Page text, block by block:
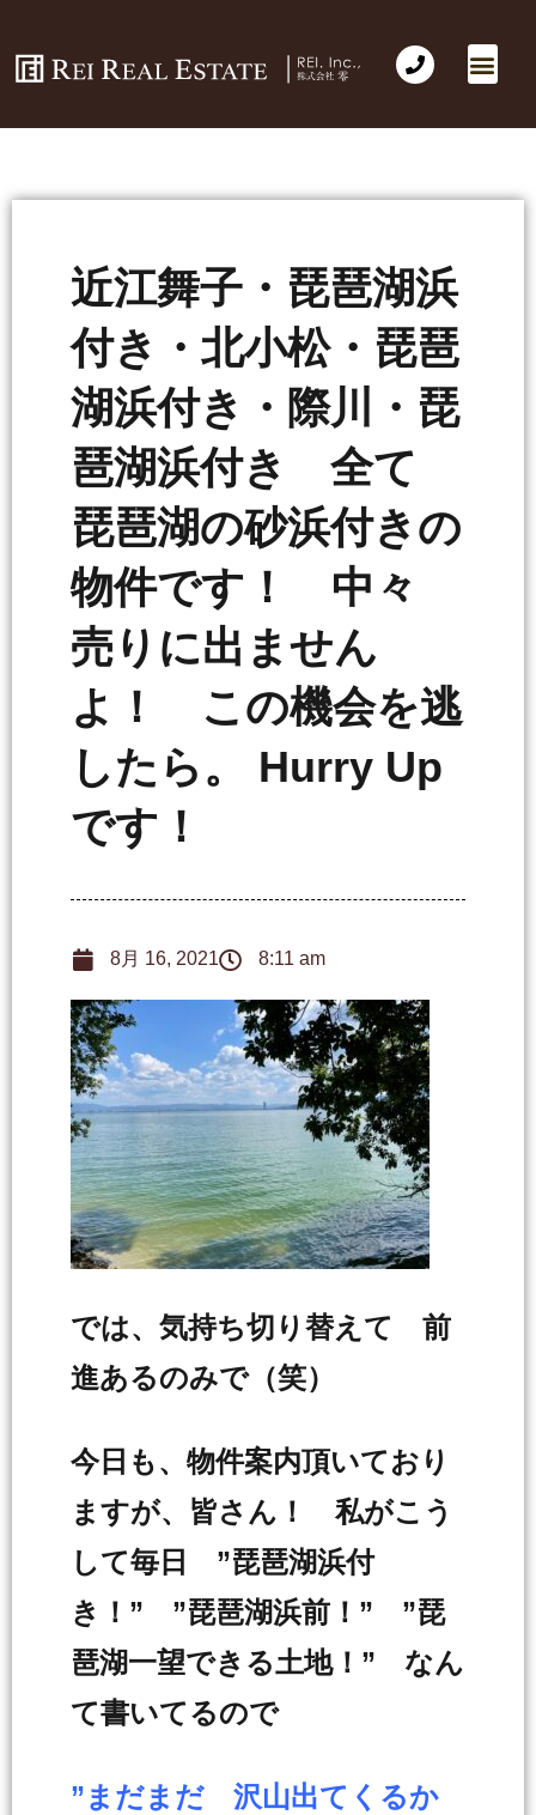
近江舞子・琵琶湖浜
付き・北小松・琵琶
湖浜付き・際川・琵
琶湖浜付き 全て
琵琶湖の砂浜付きの
物件です！ 中々
売りに出ません
よ！ この機会を逃
したら。 Hurry Up
です！
8月 16, 2021 8:11 am
では、気持ち切り替えて 前
進あるのみで（笑）
今日も、物件案内頂いており
ますが、皆さん！ 私がこう
して毎日 ”琵琶湖浜付
き！” ”琵琶湖浜前！” ”琵
琶湖一望できる土地！” なん
て書いてるので
”まだまだ 沢山出てくるか